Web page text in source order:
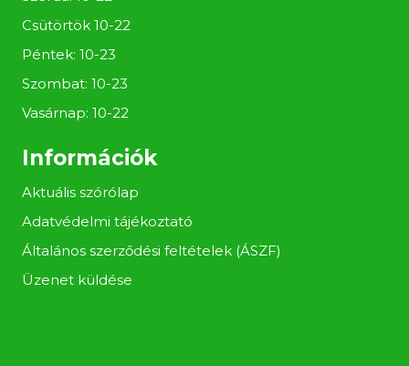
Csütörtök 10-22
Péntek: 10-23
Szombat: 10-23
Vasárnap: 10-22
Információk
Aktuális szórólap
Adatvédelmi tájékoztató
Általános szerződési feltételek (ÁSZF)
Üzenet küldése